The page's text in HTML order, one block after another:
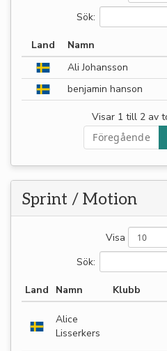
Sök:
Land Namn
Ali Johansson
benjamin hanson
Visar 1 till 2 av
Föregående
Sprint / Motion
Visa
Sök:
Land Namn Klubb
Alice
Lisserkers